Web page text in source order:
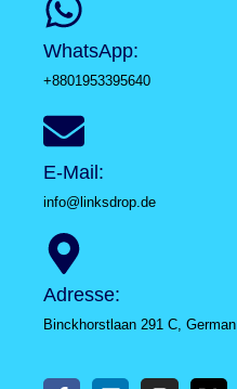
WhatsApp:
+8801953395640
E-Mail:
info@linksdrop.de
Adresse:
Binckhorstlaan 291 C, German